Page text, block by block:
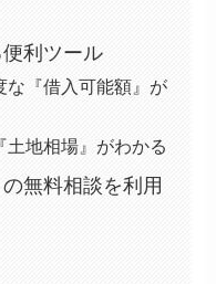
利ツール
な『借入可能額』が
土地相場』がわかる
無料相談を利用